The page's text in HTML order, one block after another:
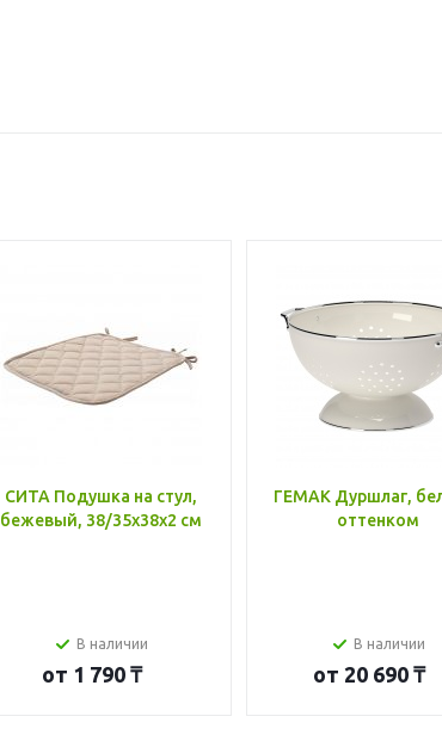
СИТА Подушка на стул,
бежевый, 38/35x38x2 см
В наличии
от 1 790 ₸
ГЕМАК Дуршлаг,
оттенком
В наличии
от 20 690 ₸